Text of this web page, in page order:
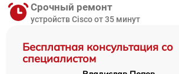
Бесплатная консультация со
специалистом
Срочный ремонт
устройств Cisco от 35 минут